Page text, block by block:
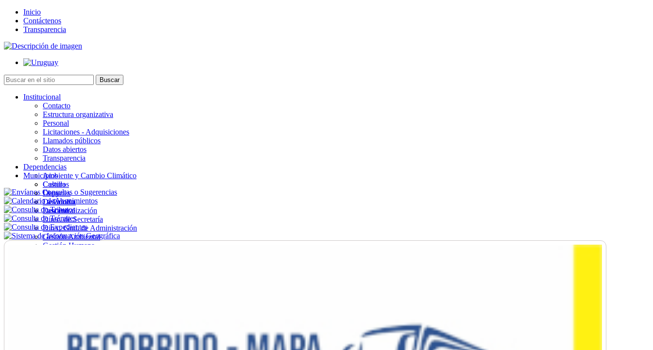
Inicio
Contáctenos
Transparencia
Institucional
Contacto
Estructura organizativa
Personal
Licitaciones - Adquisiciones
Llamados públicos
Datos abiertos
Transparencia
Dependencias
Ambiente y Cambio Climático
Cultura
Deportes
Desarrollo
Descentralización
Direc. de Secretaría
Direc. Gral. de Administración
Gestión Ambiental
Gestión Humana
Municipios
Castillos
Chuy
La Paloma
Lascano